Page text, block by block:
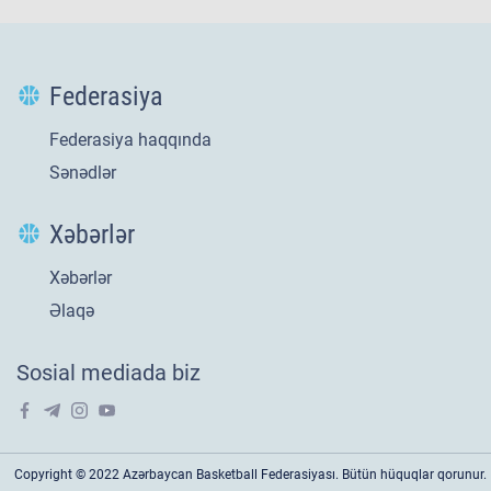
Yeni
​U-20 millimizin
Avropa səfəri tarixi
bir ilklə yekunlaşıb !
20 yaşa qədər oğlanlar arasında keçirilən Avropa çempionatı B
Federasiya
Federasiya haqqında
Sənədlər
Xəbərlər
Xəbərlər
Əlaqə
Sosial mediada biz
Copyright © 2022 Azərbaycan Basketball Federasiyası. Bütün hüquqlar qorunur.